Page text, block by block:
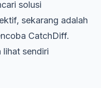
solusi
sekarang adalah
CatchDiff.
lihat sendiri